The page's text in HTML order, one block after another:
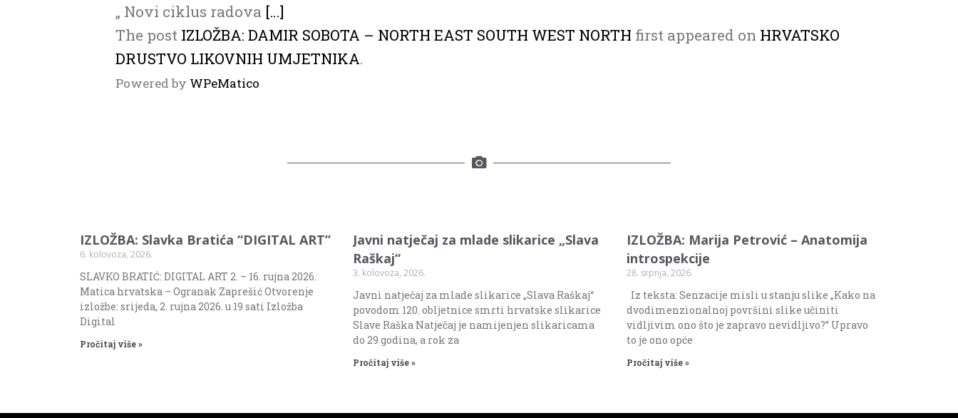
„ Novi ciklus radova […]
The post IZLOŽBA: DAMIR SOBOTA – NORTH EAST SOUTH WEST NORTH first appeared on HRVATSKO
DRUSTVO LIKOVNIH UMJETNIKA.
Powered by WPeMatico
IZLOŽBA: Slavka Bratića “DIGITAL ART”
6. kolovoza, 2026.
SLAVKO BRATIĆ: DIGITAL ART 2. – 16. rujna 2026.
Matica hrvatska – Ogranak Zaprešić Otvorenje
izložbe: srijeda, 2. rujna 2026. u 19 sati Izložba
Digital
Pročitaj više »
Javni natječaj za mlade slikarice „Slava
Raškaj“
3. kolovoza, 2026.
Javni natječaj za mlade slikarice „Slava Raškaj“
povodom 120. obljetnice smrti hrvatske slikarice
Slave Raška Natječaj je namijenjen slikaricama
do 29 godina, a rok za
Pročitaj više »
IZLOŽBA: Marija Petrović – Anatomija
introspekcije
28. srpnja, 2026.
Iz teksta: Senzacije misli u stanju slike „Kako na
dvodimenzionalnoj površini slike učiniti
vidljivim ono što je zapravo nevidljivo?” Upravo
to je ono opće
Pročitaj više »